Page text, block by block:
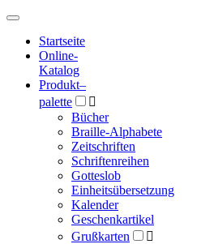
Hauptmenü
Hauptmenü
Startseite
Online-
Katalog
Produkt–
palette

Bücher
Braille-Alphabete
Zeitschriften
Schriftenreihen
Gotteslob
Einheitsübersetzung
Kalender
Geschenkartikel
Grußkarten
